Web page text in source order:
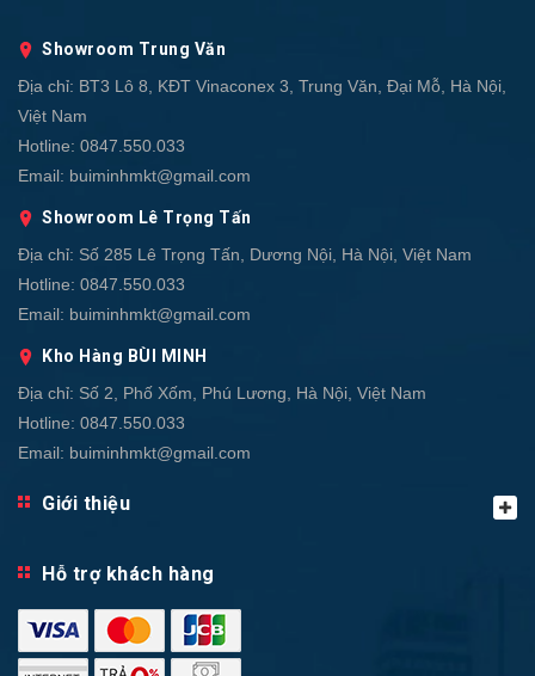
Showroom Trung Văn
Địa chỉ: BT3 Lô 8, KĐT Vinaconex 3, Trung Văn, Đại Mỗ, Hà Nội,
Việt Nam
Hotline: 0847.550.033
Email: buiminhmkt@gmail.com
Showroom Lê Trọng Tấn
Địa chỉ: Số 285 Lê Trọng Tấn, Dương Nội, Hà Nội, Việt Nam
Hotline: 0847.550.033
Email: buiminhmkt@gmail.com
Kho Hàng BÙI MINH
Địa chỉ: Số 2, Phố Xốm, Phú Lương, Hà Nội, Việt Nam
Hotline: 0847.550.033
Email: buiminhmkt@gmail.com
Giới thiệu
Hỗ trợ khách hàng